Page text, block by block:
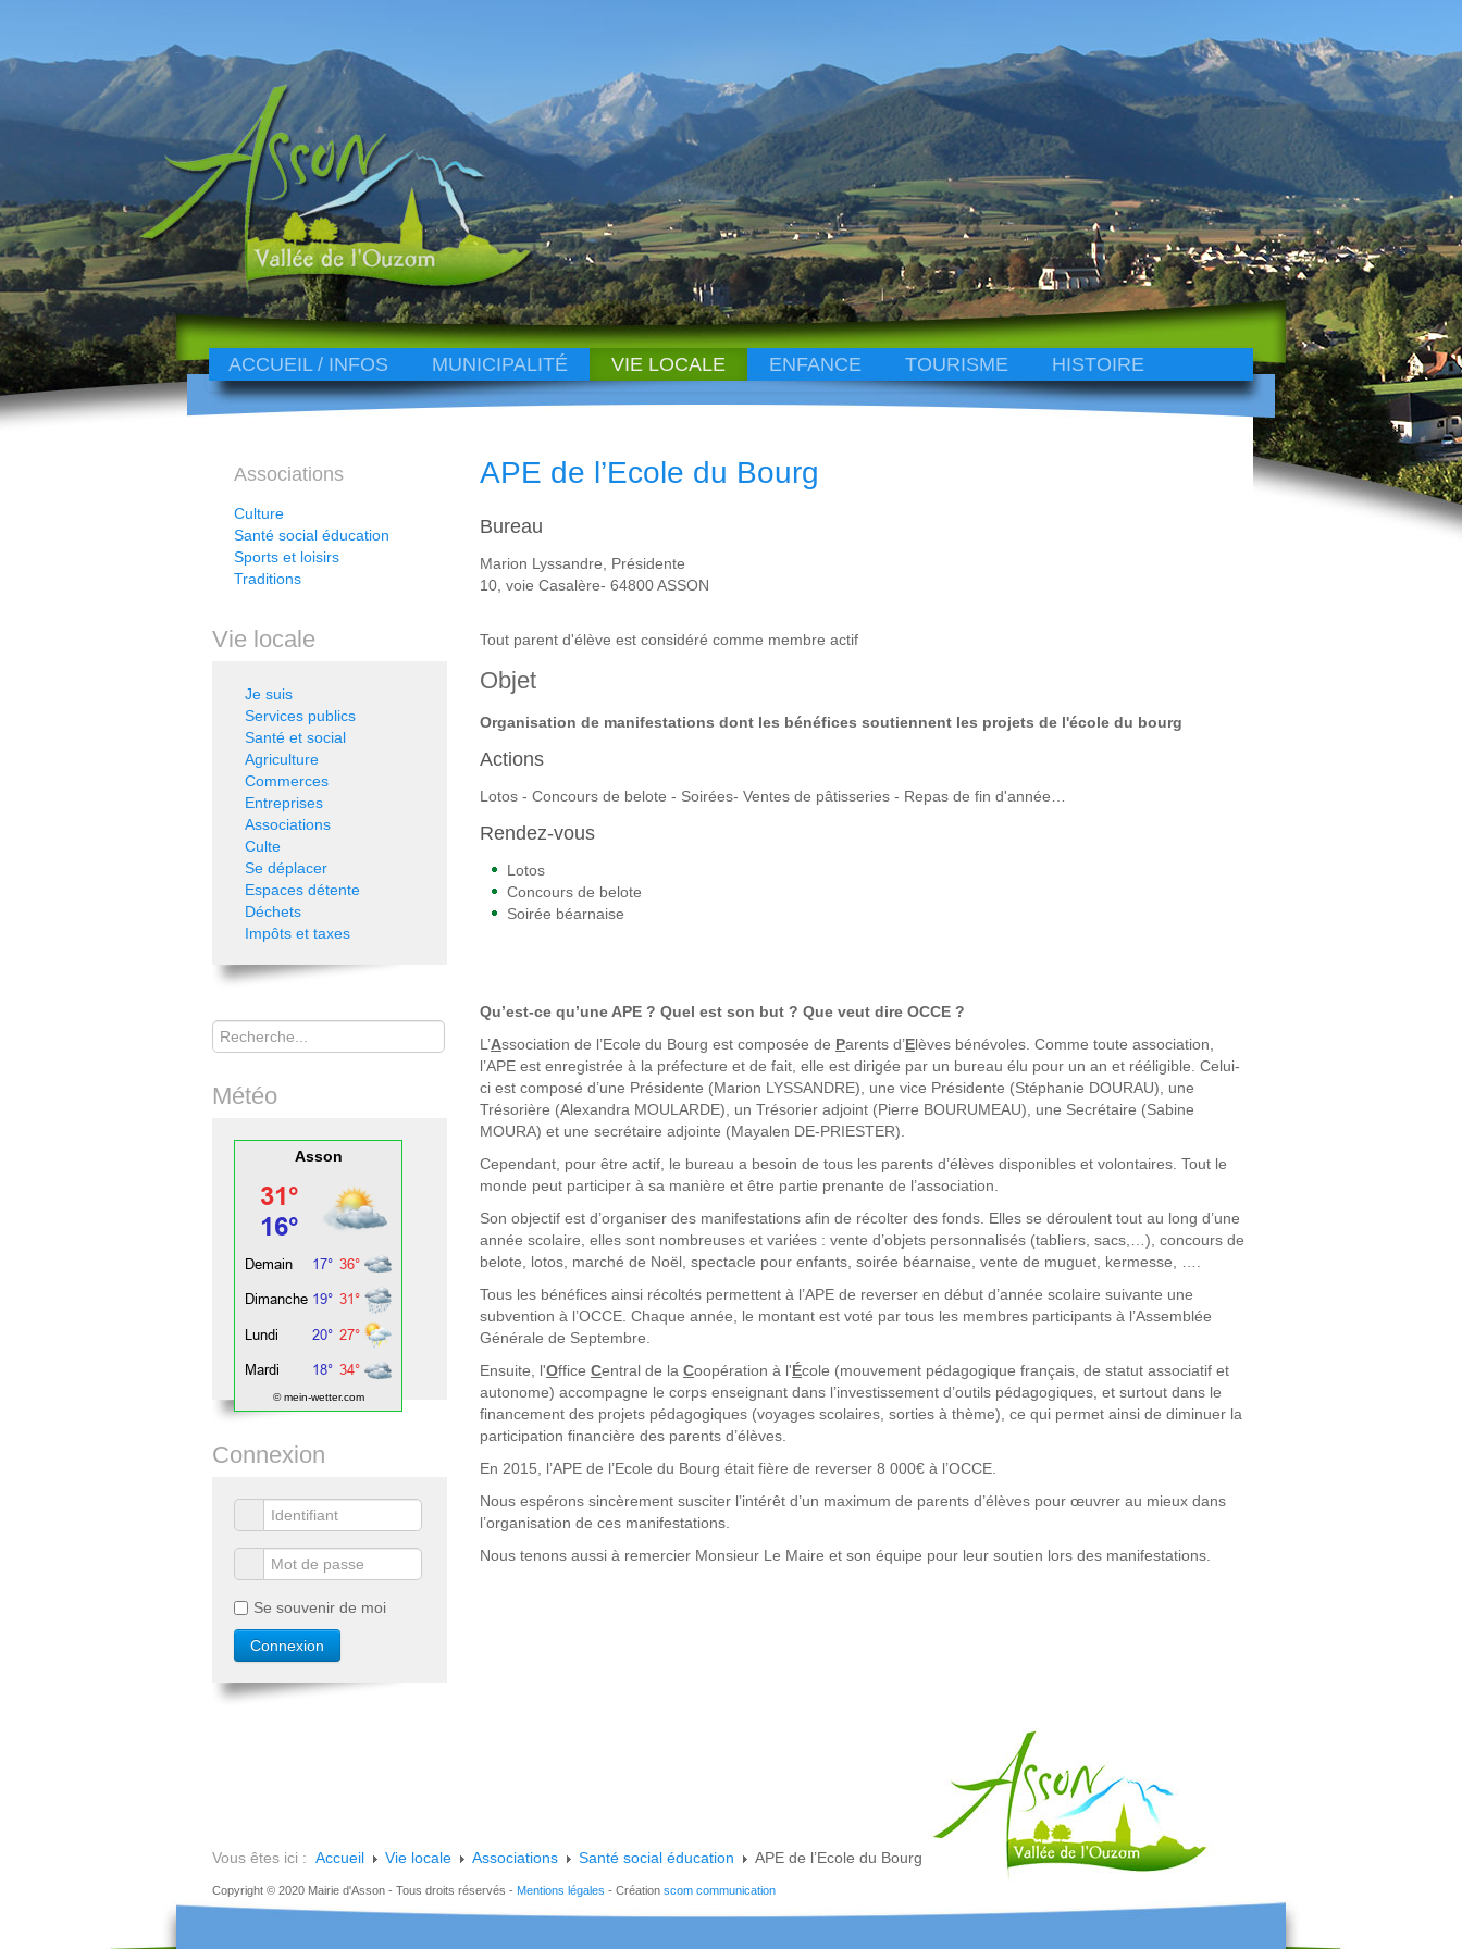
ACCUEIL / INFOS MUNICIPALITÉ VIE LOCALE ENFANCE TOURISME HISTOIRE
APE de l’Ecole du Bourg
Bureau
Marion Lyssandre, Présidente
10, voie Casalère- 64800 ASSON
Tout parent d'élève est considéré comme membre actif
Objet
Organisation de manifestations dont les bénéfices soutiennent les projets de l'école du bourg
Actions
Lotos - Concours de belote - Soirées- Ventes de pâtisseries - Repas de fin d'année…
Rendez-vous
Lotos
Concours de belote
Soirée béarnaise
Qu’est-ce qu’une APE ? Quel est son but ? Que veut dire OCCE ?
L’Association de l’Ecole du Bourg est composée de Parents d’Elèves bénévoles. Comme toute association,
l’APE est enregistrée à la préfecture et de fait, elle est dirigée par un bureau élu pour un an et rééligible. Celui-
ci est composé d’une Présidente (Marion LYSSANDRE), une vice Présidente (Stéphanie DOURAU), une
Trésorière (Alexandra MOULARDE), un Trésorier adjoint (Pierre BOURUMEAU), une Secrétaire (Sabine
MOURA) et une secrétaire adjointe (Mayalen DE-PRIESTER).
Cependant, pour être actif, le bureau a besoin de tous les parents d’élèves disponibles et volontaires. Tout le
monde peut participer à sa manière et être partie prenante de l’association.
Son objectif est d’organiser des manifestations afin de récolter des fonds. Elles se déroulent tout au long d’une
année scolaire, elles sont nombreuses et variées : vente d’objets personnalisés (tabliers, sacs,…), concours de
belote, lotos, marché de Noël, spectacle pour enfants, soirée béarnaise, vente de muguet, kermesse, ….
Tous les bénéfices ainsi récoltés permettent à l’APE de reverser en début d’année scolaire suivante une
subvention à l’OCCE. Chaque année, le montant est voté par tous les membres participants à l’Assemblée
Générale de Septembre.
Ensuite, l'Office Central de la Coopération à l'École (mouvement pédagogique français, de statut associatif et
autonome) accompagne le corps enseignant dans l’investissement d’outils pédagogiques, et surtout dans le
financement des projets pédagogiques (voyages scolaires, sorties à thème), ce qui permet ainsi de diminuer la
participation financière des parents d’élèves.
En 2015, l’APE de l’Ecole du Bourg était fière de reverser 8 000€ à l’OCCE.
Nous espérons sincèrement susciter l’intérêt d’un maximum de parents d’élèves pour œuvrer au mieux dans
l’organisation de ces manifestations.
Nous tenons aussi à remercier Monsieur Le Maire et son équipe pour leur soutien lors des manifestations.
Associations
Culture
Santé social éducation
Sports et loisirs
Traditions
Vie locale
Je suis
Services publics
Santé et social
Agriculture
Commerces
Entreprises
Associations
Culte
Se déplacer
Espaces détente
Déchets
Impôts et taxes
Rechercher
Météo
Asson
© mein-wetter.com
Connexion
Se souvenir de moi
Vous êtes ici : Accueil Vie locale Associations Santé social éducation APE de l’Ecole du Bourg
Copyright © 2020 Mairie d'Asson - Tous droits réservés - Mentions légales - Création scom communication